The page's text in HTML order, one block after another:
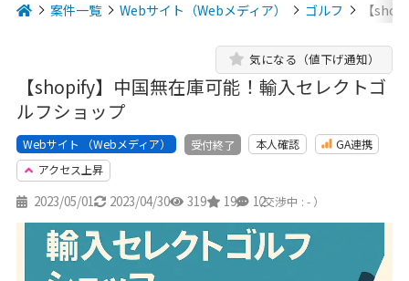
案件一覧 Webサイト（Webメディア） ゴルフ 【
【shopify】中国無在庫可能！輸入セレクトゴ
ルフショップ
気になる（値下げ通知）
Webサイト （Webメディア） 受付終了 本人確認
GA連携
アクセス上昇
2023/05/01 2023/04/30 319 19 12
（交渉中 : - ）